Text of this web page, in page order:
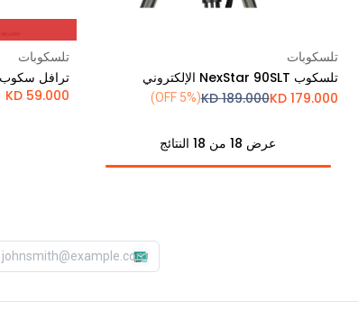
تلسكوبات
تلسكوب NexStar 90SLT الإلكتروني
179.000
KD
189.000
KD
(5% OFF)
تلسكوبات
59.000
عرض 18 من 18 النتائج